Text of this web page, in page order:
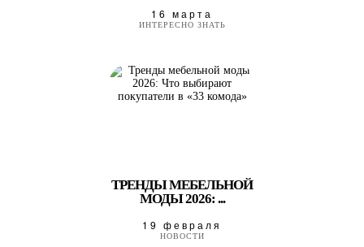
16 марта
ИНТЕРЕСНО ЗНАТЬ
ТРЕНДЫ МЕБЕЛЬНОЙ
МОДЫ 2026: ...
19 февраля
НОВОСТИ